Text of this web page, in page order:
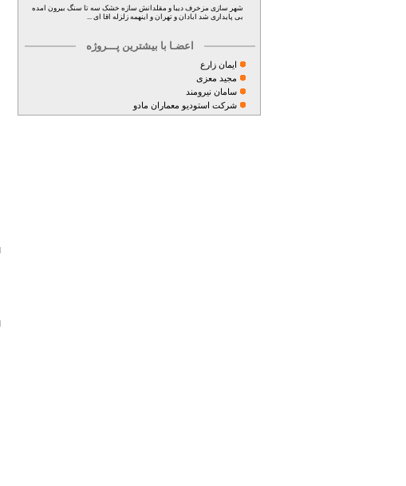
شهر سازی مزخرف دیبا و مقلدانش سازه خشک سه تا سنگ بیرون امده
بی پایداری شد ابادان و تهران و اینهمه زلزله اقا ای ...
اعضـا با بیشترین پـــروژه
ایمان زارع
مجید معزی
سامان نیرومند
شرکت استودیو معماران مادو